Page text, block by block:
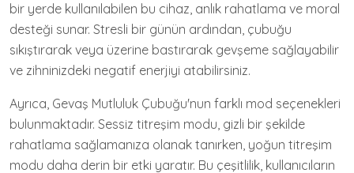
bir yerde kullanılabilen bu cihaz, anlık rahatlama ve moral
desteği sunar. Stresli bir günün ardından, çubuğu
sıkıştırarak veya üzerine bastırarak gevşeme sağlayabilir
ve zihninizdeki negatif enerjiyi atabilirsiniz.
Ayrıca, Gevaş Mutluluk Çubuğu'nun farklı mod seçenekleri
bulunmaktadır. Sessiz titreşim modu, gizli bir şekilde
rahatlama sağlamanıza olanak tanırken, yoğun titreşim
modu daha derin bir etki yaratır. Bu çeşitlilik, kullanıcıların